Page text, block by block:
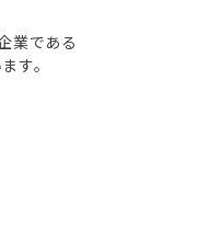
業である
す。